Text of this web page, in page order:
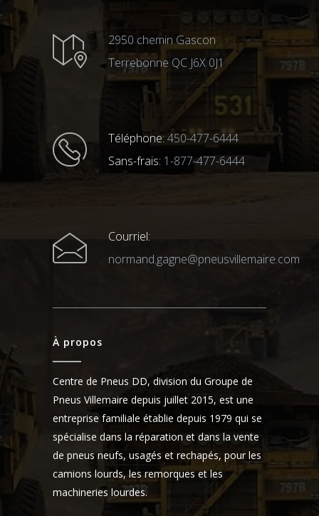
2950 chemin Gascon
Terrebonne QC J6X 0J1
Téléphone: 450-477-6444
Sans-frais: 1-877-477-6444
Courriel:
normand.gagne@pneusvillemaire.com
À propos
Centre de Pneus DD, division du Groupe de
Pneus Villemaire depuis juillet 2015, est une
entreprise familiale établie depuis 1979 qui se
spécialise dans la réparation et dans la vente
de pneus neufs, usagés et rechapés, pour les
camions lourds, les remorques et les
machineries lourdes.